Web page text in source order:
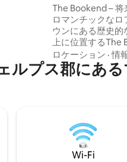
The Bookend – 将
ロマンチックなロフト ローラのダ
ウンにある歴史
上に位置するThe
の景色を楽しめる
スパイアされた風
ショップやレスト
っぱいです。まも
「Bookmark
ラフトカクテル
クサー、そして
ロケーション ·情
ルプス郡にあ
Wi-Fi